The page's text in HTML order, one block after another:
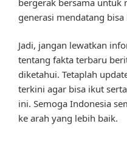
generasi mendatang
Jadi, jangan lewatkan
tentang fakta terbaru
diketahui. Tetaplah
terkini agar bisa ikut
ini. Semoga Indonesia
ke arah yang lebih baik.